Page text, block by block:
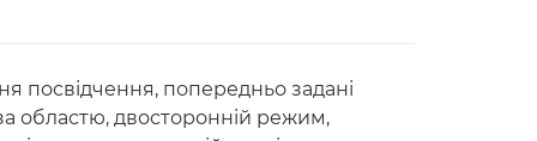
посвідчення, попередньо задані
областю, двосторонній режим,